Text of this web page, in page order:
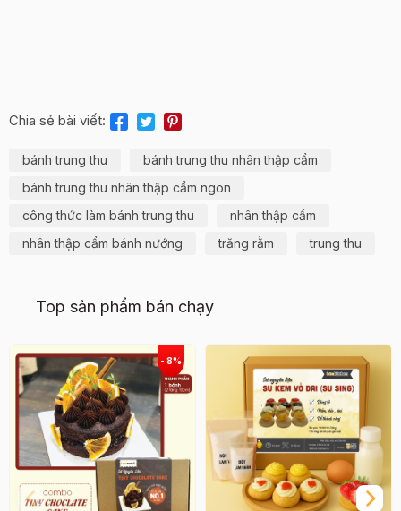
Chia sẻ bài viết:
bánh trung thu
bánh trung thu nhân thập cẩm
bánh trung thu nhân thập cẩm ngon
công thức làm bánh trung thu
nhân thập cẩm
nhân thập cẩm bánh nướng
trăng rằm trung thu
Top sản phẩm bán chạy